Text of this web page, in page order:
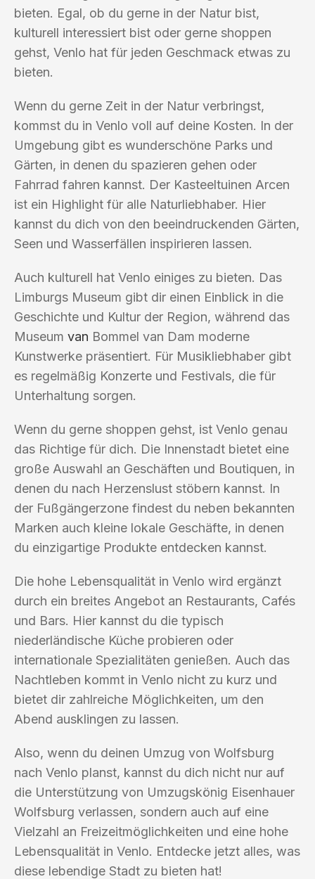
bieten. Egal, ob du gerne in der Natur bist,
kulturell interessiert bist oder gerne shoppen
gehst, Venlo hat für jeden Geschmack etwas zu
bieten.
Wenn du gerne Zeit in der Natur verbringst,
kommst du in Venlo voll auf deine Kosten. In der
Umgebung gibt es wunderschöne Parks und
Gärten, in denen du spazieren gehen oder
Fahrrad fahren kannst. Der Kasteeltuinen Arcen
ist ein Highlight für alle Naturliebhaber. Hier
kannst du dich von den beeindruckenden Gärten,
Seen und Wasserfällen inspirieren lassen.
Auch kulturell hat Venlo einiges zu bieten. Das
Limburgs Museum gibt dir einen Einblick in die
Geschichte und Kultur der Region, während das
Museum van Bommel van Dam moderne
Kunstwerke präsentiert. Für Musikliebhaber gibt
es regelmäßig Konzerte und Festivals, die für
Unterhaltung sorgen.
Wenn du gerne shoppen gehst, ist Venlo genau
das Richtige für dich. Die Innenstadt bietet eine
große Auswahl an Geschäften und Boutiquen, in
denen du nach Herzenslust stöbern kannst. In
der Fußgängerzone findest du neben bekannten
Marken auch kleine lokale Geschäfte, in denen
du einzigartige Produkte entdecken kannst.
Die hohe Lebensqualität in Venlo wird ergänzt
durch ein breites Angebot an Restaurants, Cafés
und Bars. Hier kannst du die typisch
niederländische Küche probieren oder
internationale Spezialitäten genießen. Auch das
Nachtleben kommt in Venlo nicht zu kurz und
bietet dir zahlreiche Möglichkeiten, um den
Abend ausklingen zu lassen.
Also, wenn du deinen Umzug von Wolfsburg
nach Venlo planst, kannst du dich nicht nur auf
die Unterstützung von Umzugskönig Eisenhauer
Wolfsburg verlassen, sondern auch auf eine
Vielzahl an Freizeitmöglichkeiten und eine hohe
Lebensqualität in Venlo. Entdecke jetzt alles, was
diese lebendige Stadt zu bieten hat!